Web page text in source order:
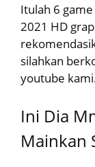
Itulah 6
2021 HD
silahkan
youtube
Ini Dia
Mainkan